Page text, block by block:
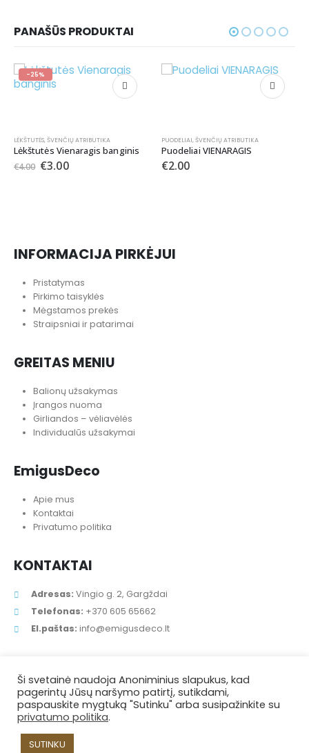
PANAŠŪS PRODUKTAI
-25%
,ŠVENČIŲ ATRIBUTIKA
Vienaragis banginis
€3.00
PUODELIAI,ŠVENČIŲ ATRIBUTIKA
Puodeliai VIENARAGIS
2.00
INFORMACIJA PIRKĖJUI
Pristatymas
Pirkimo taisyklės
Mėgstamos prekės
Straipsniai ir patarimai
GREITAS MENIU
Balionų užsakymas
Įrangos nuoma
Girliandos – vėliavėlės
Individualūs užsakymai
EmigusDeco
Apie mus
Kontaktai
Privatumo politika
KONTAKTAI
Adresas: Vingio g. 2, Gargždai
Telefonas: +370 605 65662
El.paštas: info@emigusdeco.lt
Ši svetainė naudoja Anoniminius slapukus, kad
pagerintų Jūsų naršymo patirtį, sutikdami,
paspauskite mygtuką "Sutinku" arba susipažinkite su
privatumo politika.
SUTINKU